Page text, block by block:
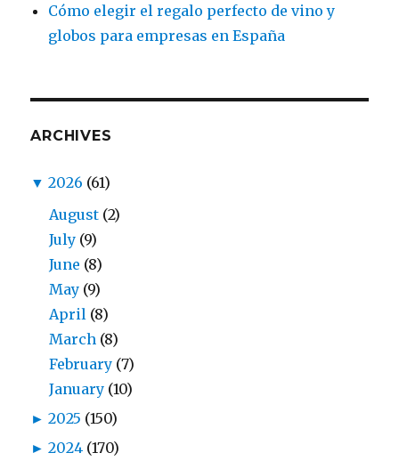
Cómo elegir el regalo perfecto de vino y
globos para empresas en España
ARCHIVES
▼ 2026 (61)
August (2)
July (9)
June (8)
May (9)
April (8)
March (8)
February (7)
January (10)
► 2025 (150)
► 2024 (170)